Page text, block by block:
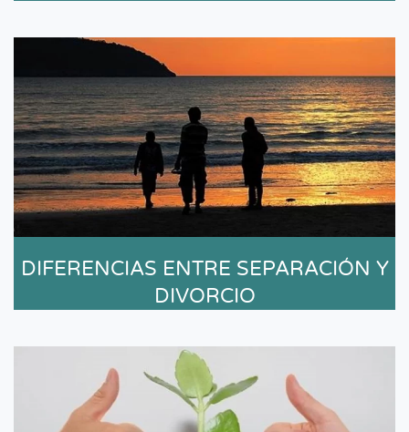
DIFERENCIAS ENTRE SEPARACIÓN Y
DIVORCIO